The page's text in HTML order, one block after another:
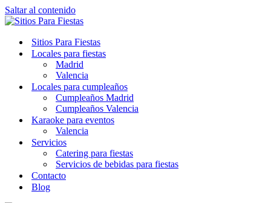
Saltar al contenido
Sitios Para Fiestas
Locales para fiestas
Madrid
Valencia
Locales para cumpleaños
Cumpleaños Madrid
Cumpleaños Valencia
Karaoke para eventos
Valencia
Servicios
Catering para fiestas
Servicios de bebidas para fiestas
Contacto
Blog